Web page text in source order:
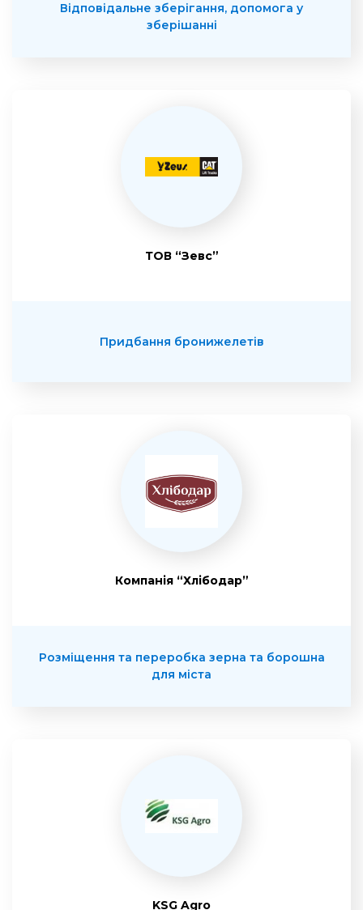
Відповідальне зберігання, допомога у
зберішанні
ТОВ “Зевс”
Придбання бронижелетів
Компанія “Хлібодар”
Розміщення та переробка зерна та борошна
для міста
KSG Agro